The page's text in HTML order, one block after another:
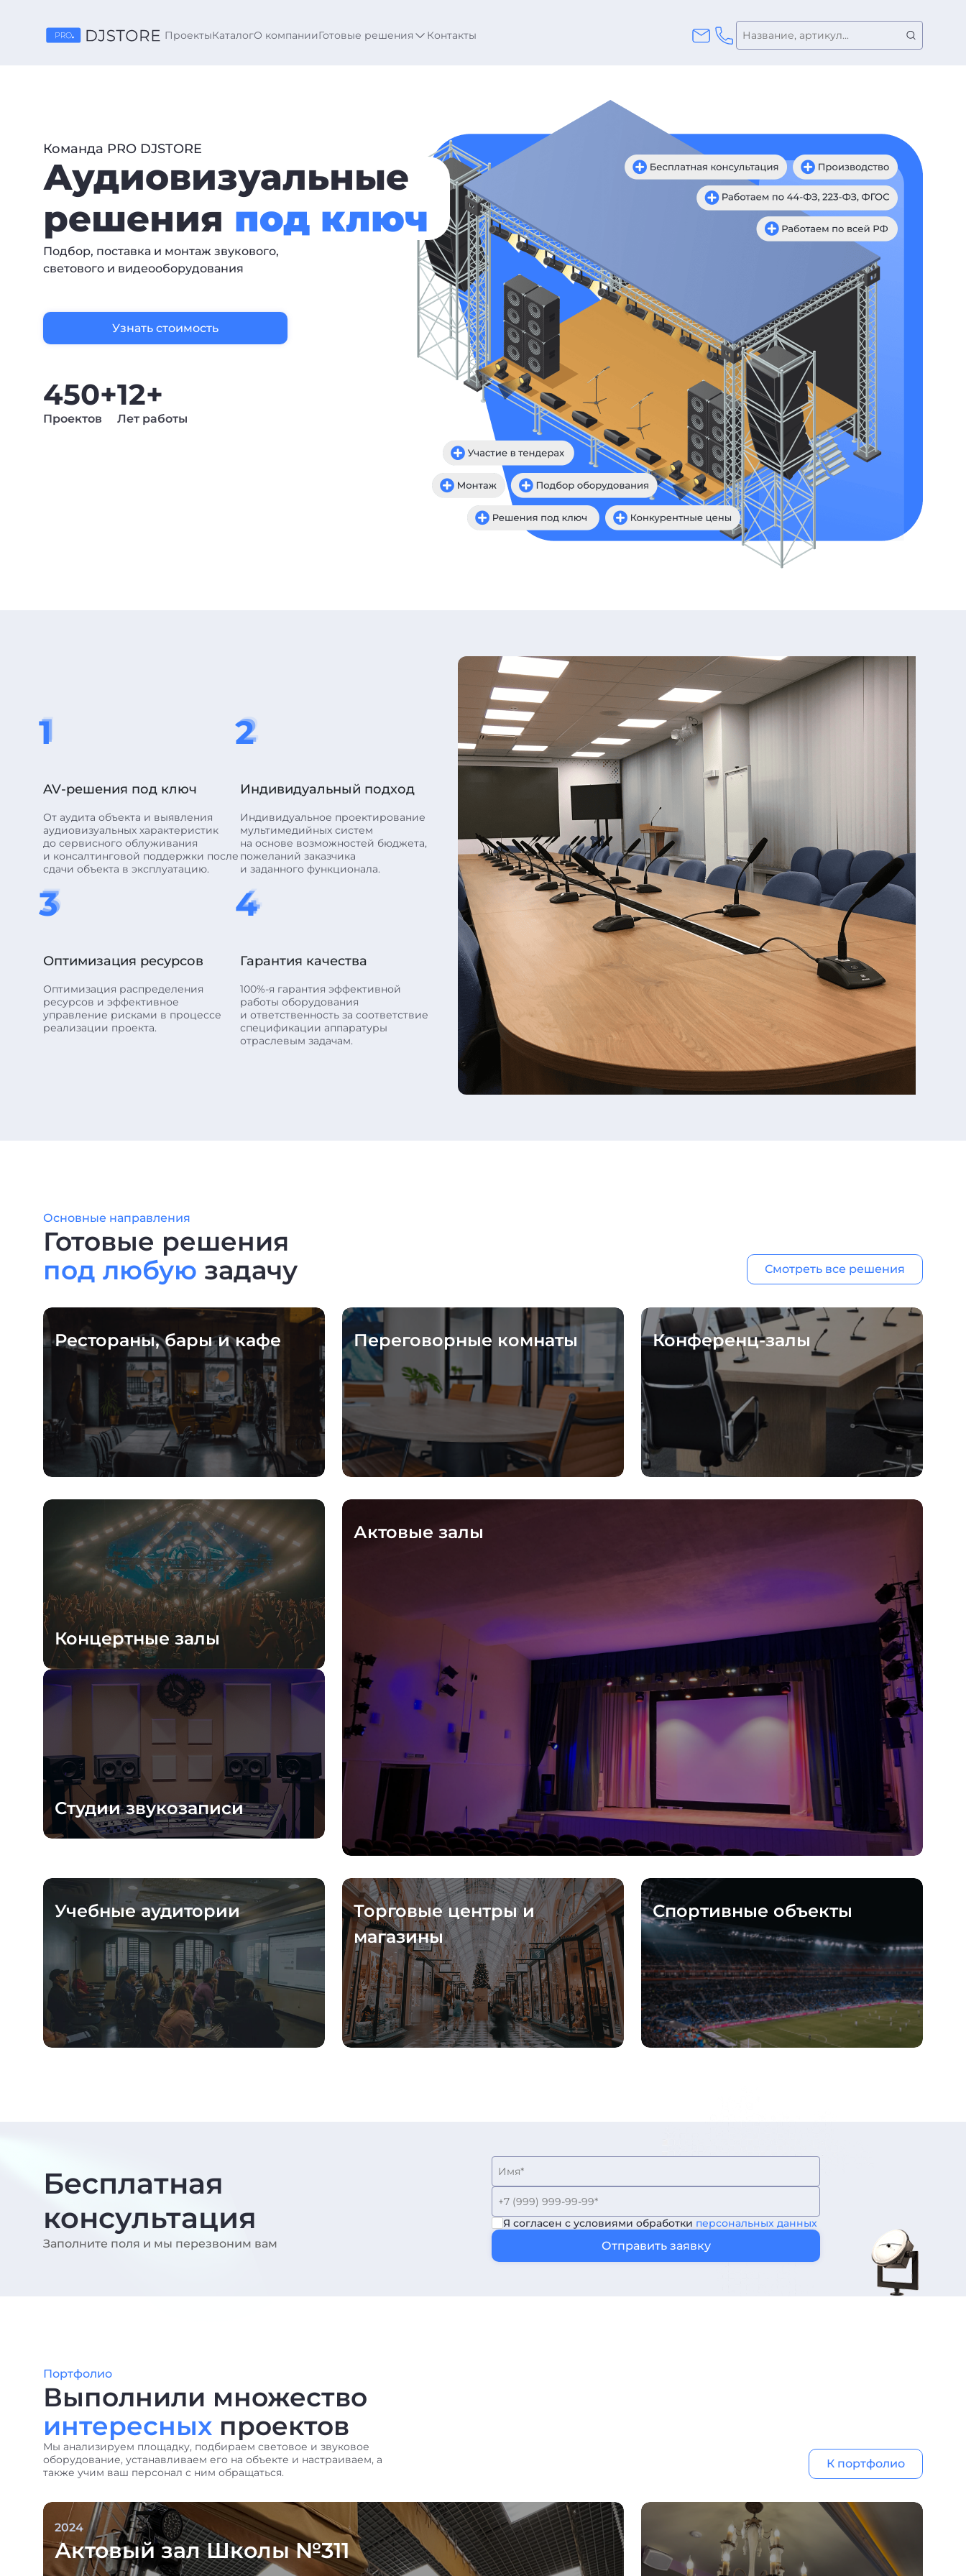
ПроектыКаталогО компанииГотовые решения Контакты
Команда PRO DJSTORE
Аудиовизуальные
решения под ключ
Подбор, поставка и монтаж звукового,
светового и видеооборудования
Узнать стоимость
450+
Проектов
12+
Лет работы
1
1
1
AV-решения под ключ
От аудита объекта и выявления
аудиовизуальных характеристик
до сервисного облуживания
и консалтинговой поддержки после
сдачи объекта в эксплуатацию.
2
2
2
Индивидуальный подход
Индивидуальное проектирование
мультимедийных систем
на основе возможностей бюджета,
пожеланий заказчика
и заданного функционала.
3
3
3
Оптимизация ресурсов
Оптимизация распределения
ресурсов и эффективное
управление рисками в процессе
реализации проекта.
4
4
4
Гарантия качества
100%-я гарантия эффективной
работы оборудования
и ответственность за соответствие
спецификации аппаратуры
отраслевым задачам.
Основные направления
Готовые решения
под любую задачу Смотреть все решения
Рестораны, бары и кафе Переговорные комнаты Конференц-залы
Концертные залы
Студии звукозаписи
Актовые залы
Учебные аудитории
Торговые центры и
магазины
Спортивные объекты
Бесплатная
консультация
Заполните поля и мы перезвоним вам
Я согласен с условиями обработки персональных данных
Отправить заявку
Портфолио
Выполнили множество
интересных проектов
Мы анализируем площадку, подбираем световое и звуковое
оборудование, устанавливаем его на объекте и настраиваем, а
также учим ваш персонал с ним обращаться.
К портфолио
2024
Актовый зал Школы №311